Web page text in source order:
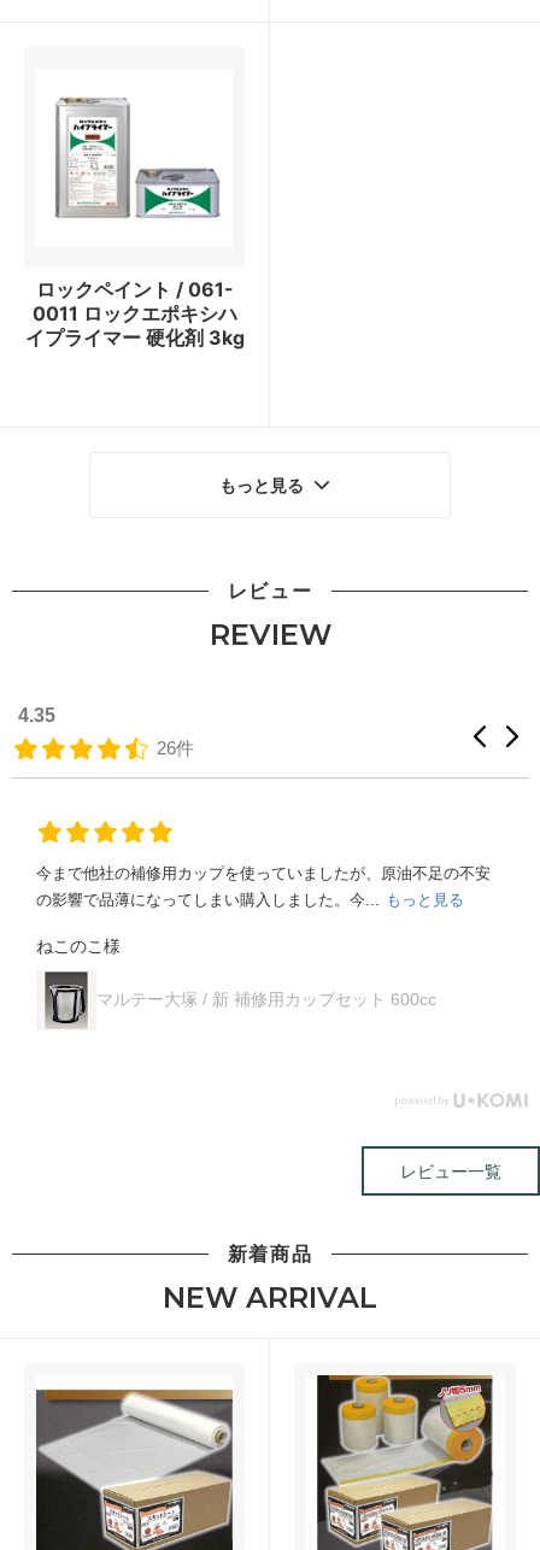
ロックペイント / 061-
0011 ロックエポキシハ
イプライマー 硬化剤 3kg
もっと見る
レビュー
REVIEW
4.35
26件
初めて３MのPPSシステムを試させて頂きました。調合から廃棄
までゴミが少なく済むことに一番利便性を感...
もっと見る
ケンシロウ様
3M / PPS2.0シリーズ / 26127 アダプタータイプ31
レビュー一覧
新着商品
NEW ARRIVAL